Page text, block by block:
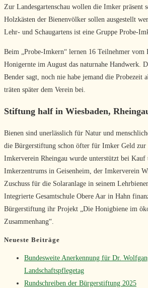
Zur Landesgartenschau wollen die Imker präsent
Holzkästen der Bienenvölker sollen ausgestellt
Lehr- und Schaugartens ist eine Gruppe Probe-
Beim „Probe-Imkern“ lernen 16 Teilnehmer vom
Honigernte im August das naturnahe Handwerk.
Bender sagt, noch nie habe jemand die Probezeit
träten später dem Verein bei.
Stiftung half in Wiesbaden,
Bienen sind unerlässlich für Natur und
die Bürgerstiftung schon öfter für Imker Geld zur
Imkerverein Rheingau wurde unterstützt bei Kauf
Imkerzentrums in Geisenheim, der Imkerverein
Zuschuss für die Solaranlage in seinem
Integrierte Gesamtschule Obere Aar in Hahn
Bürgerstiftung ihr Projekt „Die Honigbiene im
Zusammenhang“.
Neueste Beiträge
Bundesweite Anerkennung für Dr.
Landschaftspflegetag
Rundschreiben der Bürgerstiftung 2025